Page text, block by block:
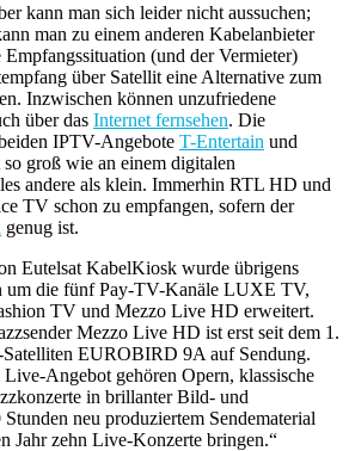
kann man sich leider nicht aussuchen;
man zu einem anderen Kabelanbieter
(und der Vermieter)
über Satellit eine Alternative zum
Inzwischen können unzufriedene
über das Internet fernsehen. Die
IPTV-Angebote T-Entertain und
groß wie an einem digitalen
andere als klein. Immerhin RTL HD und
TV schon zu empfangen, sofern der
genug ist.
Eutelsat KabelKiosk wurde übrigens
um die fünf Pay-TV-Kanäle LUXE TV,
TV und Mezzo Live HD erweitert.
Mezzo Live HD ist erst seit dem 1.
EUROBIRD 9A auf Sendung.
Angebot gehören Opern, klassische
in brillanter Bild- und
neu produziertem Sendematerial
Jahr zehn Live-Konzerte bringen.“